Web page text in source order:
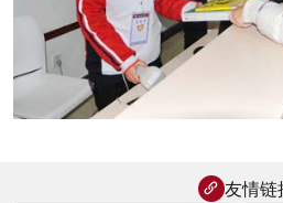
友情链